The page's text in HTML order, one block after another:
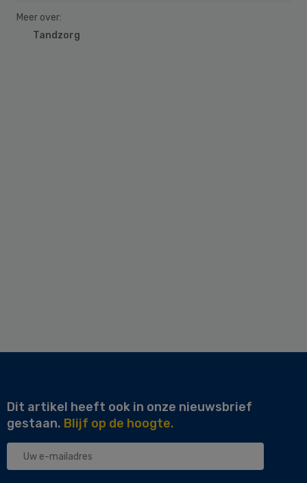
Meer over:
Tandzorg
Dit artikel heeft ook in onze nieuwsbrief
gestaan. Blijf op de hoogte.
Uw